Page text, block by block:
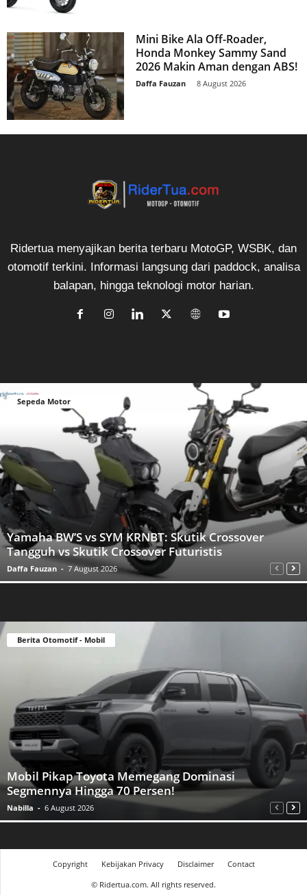
Mini Bike Ala Off-Roader,
Honda Monkey Sammy Sand
2026 Makin Aman dengan ABS!
Daffa Fauzan 8 August 2026
Ridertua menyajikan berita terbaru MotoGP, WSBK, dan
otomotif terkini. Informasi langsung dari paddock, analisa
balapan, hingga teknologi motor harian.
Sepeda Motor
Yamaha BW’S vs SYM KRNBT: Skutik Crossover
Tangguh vs Skutik Crossover Futuristis
Daffa Fauzan - 7 August 2026
Berita Otomotif - Mobil
Mobil Pikap Toyota Memegang Dominasi
Segmennya Hingga 70 Persen!
Nabilla - 6 August 2026
Copyright Kebijakan Privacy Disclaimer
Contact
© Ridertua.com. All rights reserved.